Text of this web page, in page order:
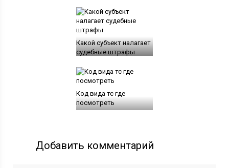
Какой субъект налагает
судебные штрафы
Код вида тс где
посмотреть
Добавить комментарий